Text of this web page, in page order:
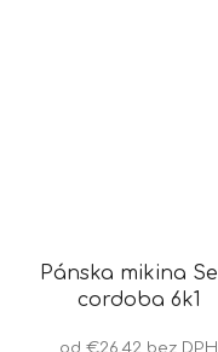
Pánska mikina Seat
cordoba 6k1
od €26,42 bez DPH